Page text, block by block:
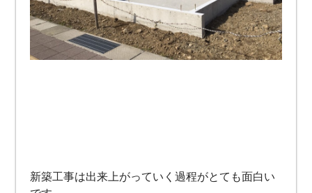
新築工事は出来上がっていく過程がとても面白い